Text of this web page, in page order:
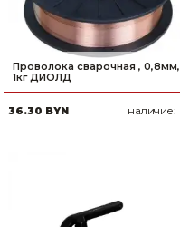
Проволока сварочная , 0,8мм,
1кг ДИОЛД
36.30 BYN наличие: